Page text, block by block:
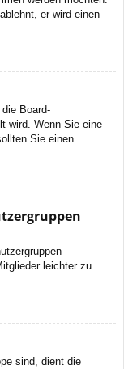
er wird einen
Board-
wird. Wenn Sie eine
Sie einen
leichter zu
sind, dient die